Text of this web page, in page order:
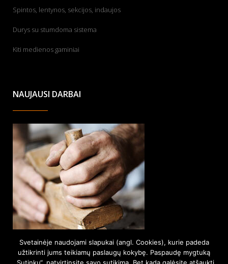
Spintos, lentynos, sekcijos, indaujos
Durys su stumdoma sistema
Kiti medienos gaminiai
NAUJAUSI DARBAI
Svetainėje naudojami slapukai (angl. Cookies), kurie padeda
užtikrinti jums teikiamų paslaugų kokybę. Paspaudę mygtuką